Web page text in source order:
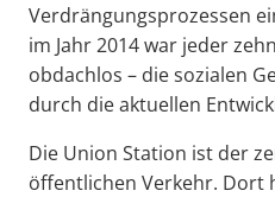
Verdrängungsprozessen
im Jahr 2014 war jeder
obdachlos – die sozialen
durch die aktuellen
Die Union Station ist der
öffentlichen Verkehr. Dort